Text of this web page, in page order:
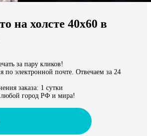
миру
на холсте 40х60 в
за пару кликов!
по электронной почте. Отвечаем за 24
заказа: 1 сутки
город РФ и мира!